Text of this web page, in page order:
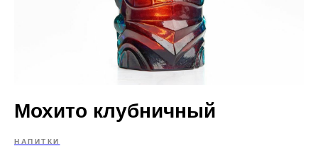
Мохито клубничный
НАПИТКИ